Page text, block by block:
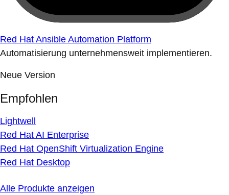
Red Hat Ansible Automation Platform
Automatisierung unternehmensweit implementieren.
Neue Version
Empfohlen
Lightwell
Red Hat AI Enterprise
Red Hat OpenShift Virtualization Engine
Red Hat Desktop
Alle Produkte anzeigen